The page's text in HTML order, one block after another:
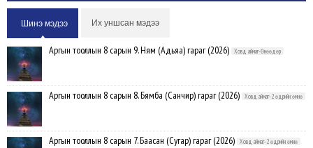
Шинэ мэдээ Их уншсан мэдээ
Аргын тооллын 8 сарын 9. Ням (Адьяа) гараг (2026) Ховд аймаг-Өнөөдөр
Аргын тооллын 8 сарын 8. Бямба (Санчир) гараг (2026) Ховд аймаг-2 өдрийн өмнө
Аргын тооллын 8 сарын 7. Баасан (Сугар) гараг (2026) Ховд аймаг-2 өдрийн өмнө